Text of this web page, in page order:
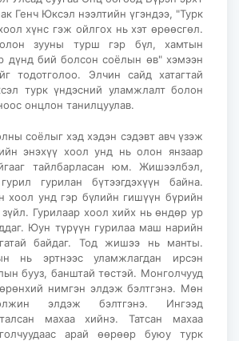
Генч Юксэл нээлтийн үгэндээ, "Турк
хүнс гэж ойлгох нь хэт өрөөсгөл.
зууны турш гэр бүл, хамтын
дүнд бий болсон соёлын өв" хэмээн
тодотголоо. Элчин сайд хатагтай
турк үндэсний уламжлалт болон
онцлон танилцуулав.
соёлыг хэд хэдэн сэдэвт авч үзэж
энэхүү хоол унд нь олон янзаар
тайлбарласан юм. Жишээлбэл,
гурилан бүтээгдэхүүн байна.
хоол унд гэр бүлийн гишүүн бүрийн
Гурилаар хоол хийх нь өндөр ур
Юун түрүүн гурилаа маш нарийн
байдаг. Тод жишээ нь манты.
нь эртнээс уламжлагдан ирсэн
бууз, банштай төстэй. Монголчууд
нимгэн элдэж бэлтгэнэ. Мөн
элдэж бэлтгэнэ. Ингээд
махаа хийнэ. Татсан махаа
арай өөрөөр буюу турк